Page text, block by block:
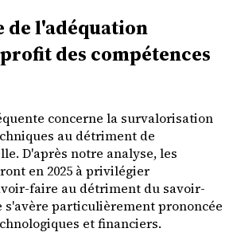
de l'adéquation
des compétences
concerne la survalorisation
au détriment de
D'après notre analyse, les
en 2025 à privilégier
faire au détriment du savoir-
s'avère particulièrement prononcée
et financiers.